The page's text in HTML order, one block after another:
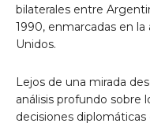
bilaterales entre
1990, enmarcadas en
Unidos.
Lejos de una mirada
análisis profundo sobre
decisiones